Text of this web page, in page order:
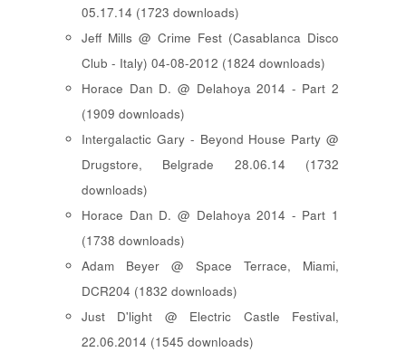
05.17.14 (1723 downloads)
Jeff Mills @ Crime Fest (Casablanca Disco
Club - Italy) 04-08-2012 (1824 downloads)
Horace Dan D. @ Delahoya 2014 - Part 2
(1909 downloads)
Intergalactic Gary - Beyond House Party @
Drugstore, Belgrade 28.06.14 (1732
downloads)
Horace Dan D. @ Delahoya 2014 - Part 1
(1738 downloads)
Adam Beyer @ Space Terrace, Miami,
DCR204 (1832 downloads)
Just D'light @ Electric Castle Festival,
22.06.2014 (1545 downloads)